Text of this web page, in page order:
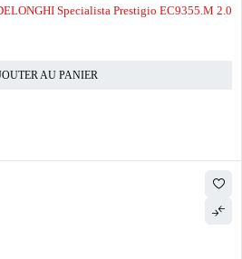
Specialista Prestigio EC9355.M 2.0
AU PANIER